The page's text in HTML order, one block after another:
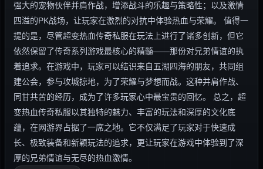
强大的宠物伙伴并肩作战，增添战斗的乐趣与策略性；以及激情
四溢的PK战场，让玩家在激烈的对抗中体验热血与荣耀。 值得一
提的是，尽管超变热血传奇私服在玩法上进行了诸多创新，但它
依然保留了传奇系列游戏最核心的精髓——那份对兄弟情谊的执
着追求。在游戏中，玩家可以结识来自五湖四海的朋友，共同组
建公会，参与攻城掠地，为了荣耀与梦想而战。这种并肩作战、
同甘共苦的经历，成为了许多玩家心中最宝贵的回忆。 总之，超
变热血传奇私服以其独特的魅力、丰富的玩法和深厚的文化底
蕴，在网游界占据了一席之地。它不仅满足了玩家对于快速成
长、极致装备和新颖玩法的追求，更让玩家在游戏中体验到了深
厚的兄弟情谊与无尽的热血激情。